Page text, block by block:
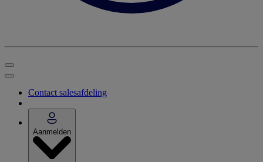
Contact salesafdeling
Aanmelden